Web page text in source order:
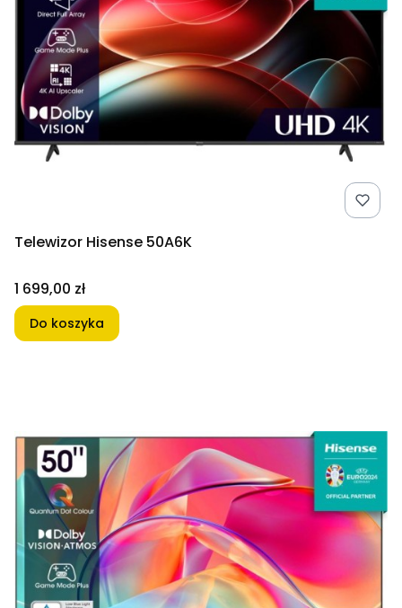
Telewizor Hisense 50A6K
Cena
1 699,00 zł
Do koszyka